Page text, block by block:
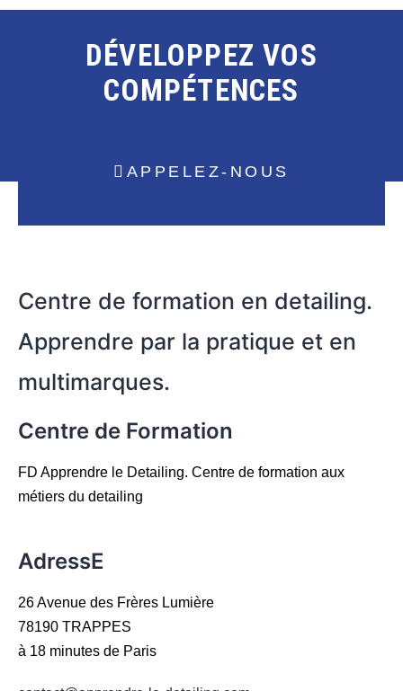
DÉVELOPPEZ VOS
COMPÉTENCES
APPELEZ-NOUS
Centre de formation en detailing.
Apprendre par la pratique et en
multimarques.
Centre de Formation
FD Apprendre le Detailing. Centre de formation aux
métiers du detailing
AdressE
26 Avenue des Frères Lumière
78190 TRAPPES
à 18 minutes de Paris